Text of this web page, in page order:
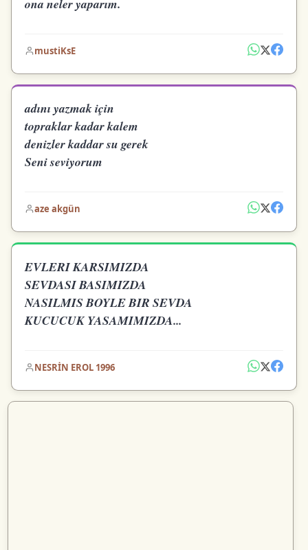
ona neler yaparım.
mustiKsE
adını yazmak için
topraklar kadar kalem
denizler kaddar su gerek
Seni seviyorum
aze akgün
EVLERI KARSIMIZDA
SEVDASI BASIMIZDA
NASILMIS BOYLE BIR SEVDA
KUCUCUK YASAMIMIZDA...
NESRİN EROL 1996